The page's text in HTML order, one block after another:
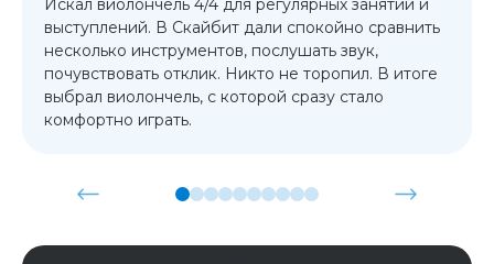
Искал виолончель 4/4 для регулярных занятий и
выступлений. В Скайбит дали спокойно сравнить
несколько инструментов, послушать звук,
почувствовать отклик. Никто не торопил. В итоге
выбрал виолончель, с которой сразу стало
комфортно играть.